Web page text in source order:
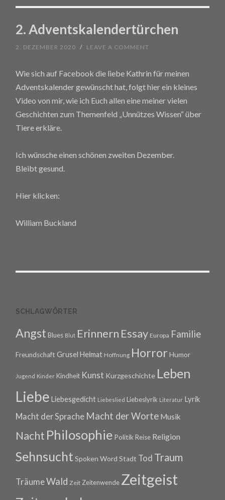
2. Adventskalendertürchen
2. DEZEMBER 2020 / LEAVE A COMMENT
Wie sich auf Facebook die liebe Kathrin für meinen
Adventskalender gewünscht hat, folgt hier ein kleines
Video von mir, wie ich Euch allen eine meiner vielen
Geschichten zum Themenfeld „Unnützes Wissen“ über
Tiere erkläre.
Ich wünsche einen schönen zweiten Dezember.
Bleibt gesund.
Hier klicken:
William Buckland
SCHLAGWÖRTER
Angst Blues Blut Erinnern Essay Europa Familie
Freundschaft Grusel Heimat Hoffnung Horror Humor
Jugend Kinder Kindheit Kunst Kurzgeschichte Leben
Liebe Liebesgedicht Liebeslied Liebeslyrik Literatur Lyrik
Macht der Sprache Macht der Worte Musik
Nacht Philosophie Politik Reise Religion
Sehnsucht Spoken Word Stadt Tod Traum
TräumeWald Zeit Zeitenwende Zeitgeist